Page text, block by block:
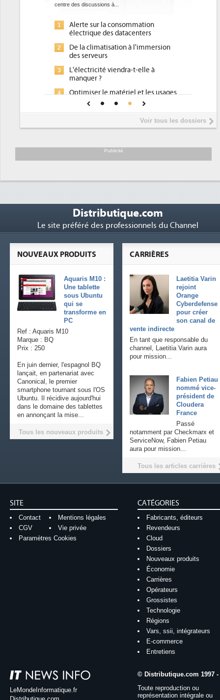
centre des discussions à...
1
Alerte sur la consommation
électrique des datacenters
2
De la climatisation à l'immersion
des serveurs
3
L'électricité viendra-t-elle à
manquer ?
4
Optimiser le matériel et les usages
pour réduire la facture...
L'immersion cooling cherche à
Voir tous les dossiers
Publicité
Distributique.com
Le site préféré des professionnels du Channel
CARRIÈRES
Laetitia Varin
rejoint
Orange
Cyberdefense
pour créer
son canal de
vente indirecte
En tant que responsable du
channel, Laetitia Varin aura
pour mission...
Fabien Petiau
nommé vice-
président de
Cloudera
France
Passé
notamment par Checkmarx et
ServiceNow, Fabien Petiau
aura pour mission...
Tous les articles carrières
NOUVEAUX PRODUITS
Aquaris M10 :
Une tablette
sous Ubuntu
qui se
transforme en
PC
Ref : Aquaris M10
Marque : BQ
Prix : 250
En juin dernier, l'espagnol BQ
lançait, en partenariat avec
Canonical, le premier
smartphone tournant sous l'OS
Ubuntu. Il récidive aujourd'hui
dans le domaine des tablettes
en annonçant la mise...
Tous les nouveaux produits
SITE
Contact
Mentions légales
CGV
Vie privée
Paramètres Cookies
CATÉGORIES
Fabricants, éditeurs
Revendeurs
Cloud
Dossiers
Nouveaux produits
Économie
Carrières
Opérateurs
Grossistes
Technologie
Régions
Vars, ssii, intégrateurs
E-commerce
Entretiens
LeMondeInformatique.fr
© Distributique.com 1997 -
Toute reproduction ou
représentation intégrale ou